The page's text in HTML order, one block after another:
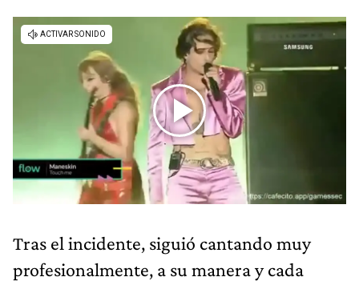
Tras el incidente, siguió cantando muy
profesionalmente, a su manera y cada